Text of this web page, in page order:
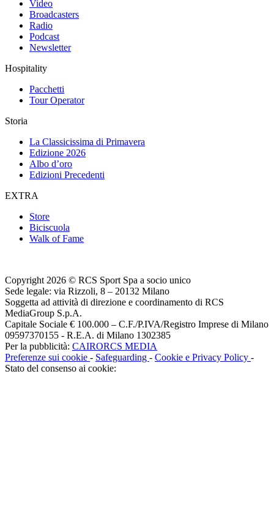
Video
Broadcasters
Radio
Podcast
Newsletter
Hospitality
Pacchetti
Tour Operator
Storia
La Classicissima di Primavera
Edizione 2026
Albo d’oro
Edizioni Precedenti
EXTRA
Store
Biciscuola
Walk of Fame
Copyright 2026 © RCS Sport Spa a socio unico
Sede legale: via Rizzoli, 8 – 20132 Milano
Soggetta ad attività di direzione e coordinamento di RCS
MediaGroup S.p.A.
Capitale Sociale € 100.000 – C.F./P.IVA/Registro Imprese di Milano
09597370155 - R.E.A. di Milano 1302385
Per la pubblicità: CAIRORCS MEDIA
Preferenze sui cookie - Safeguarding - Cookie e Privacy Policy -
Stato del consenso ai cookie: